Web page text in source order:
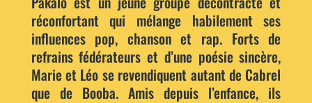
réconfortant qui mélange habilement ses
influences pop, chanson et rap. Forts de
refrains fédérateurs et d’une poésie sincère,
Marie et Léo se revendiquent autant de Cabrel
que de Booba. Amis depuis l’enfance, ils